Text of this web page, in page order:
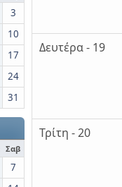
3
10
17
24
31
Σαβ
7
Δευτέρα - 19
Τρίτη - 20